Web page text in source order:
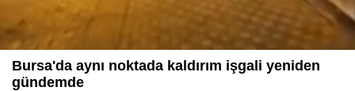
Bursa'da aynı noktada kaldırım işgali yeniden
gündemde